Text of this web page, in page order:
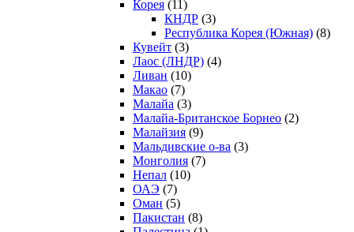
Корея (11)
КНДР (3)
Республика Корея (Южная) (8)
Кувейт (3)
Лаос (ЛНДР) (4)
Ливан (10)
Макао (7)
Малайа (3)
Малайа-Британское Борнео (2)
Малайзия (9)
Мальдивские о-ва (3)
Монголия (7)
Непал (10)
ОАЭ (7)
Оман (5)
Пакистан (8)